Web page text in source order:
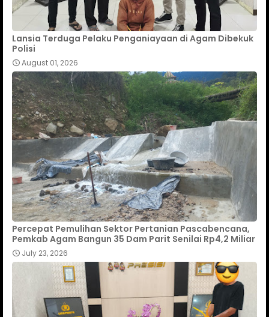
Lansia Terduga Pelaku Penganiayaan di Agam Dibekuk
Polisi
August 01, 2026
Percepat Pemulihan Sektor Pertanian Pascabencana,
Pemkab Agam Bangun 35 Dam Parit Senilai Rp4,2 Miliar
July 23, 2026